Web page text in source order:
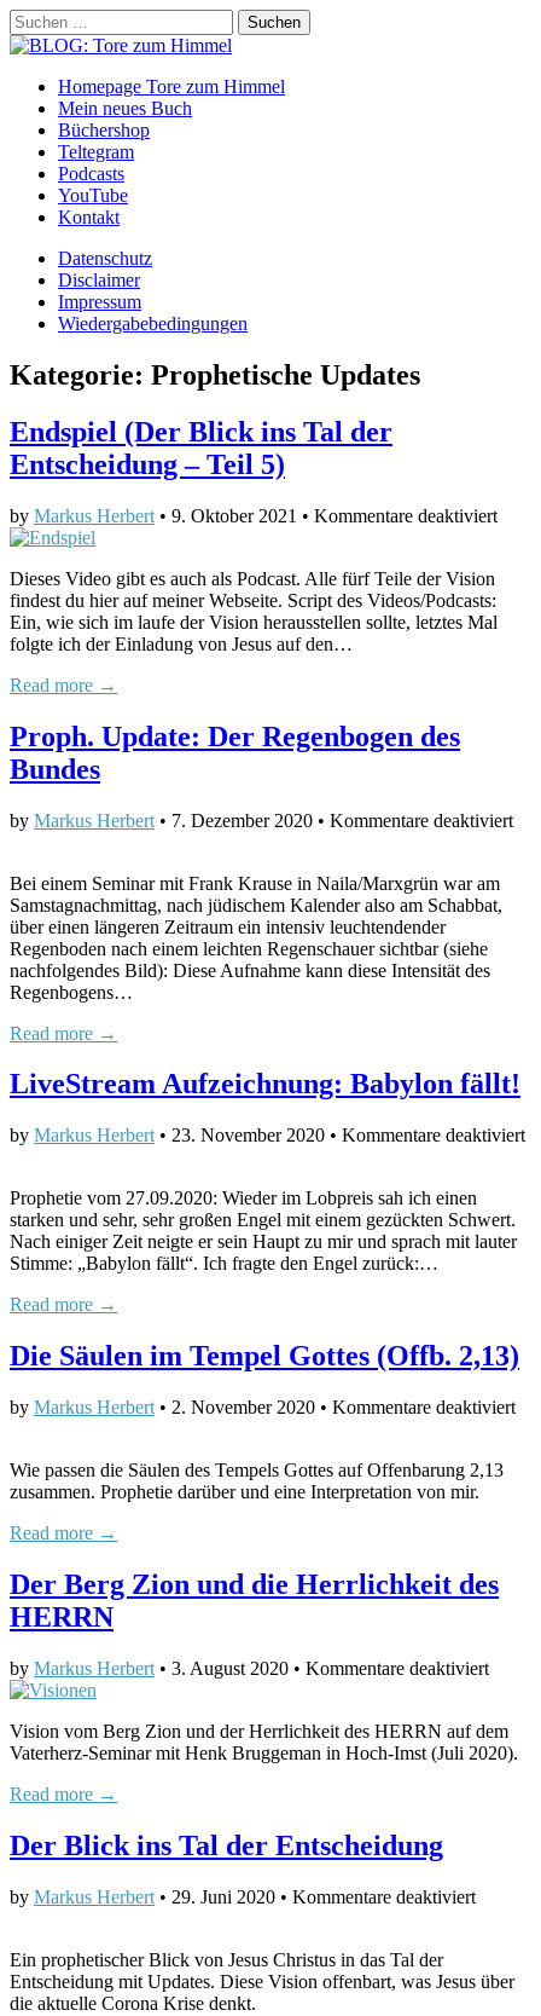
Suchen
nach:
Main
menu
Skip
content
Homepage Tore zum Himmel
Mein neues Buch
Büchershop
Teltegram
Podcasts
YouTube
Kontakt
Sub
menu
Datenschutz
Disclaimer
Impressum
Wiedergabebedingungen
Kategorie: Prophetische Updates
Endspiel (Der Blick ins Tal der
Entscheidung – Teil 5)
by Markus Herbert • 9. Oktober 2021 • Kommentare deaktiviertfür
Tal
Dieses Video gibt es auch als Podcast. Alle fürf Teile der Vision
findest du hier auf meiner Webseite. Script des Videos/Podcasts:
Ein, wie sich im laufe der Vision herausstellen sollte, letztes Mal
folgte ich der Einladung von Jesus auf den…
Read more →
Proph. Update: Der Regenbogen des
Bundes
by Markus Herbert • 7. Dezember 2020 • Kommentare deaktiviertfür
Bei einem Seminar mit Frank Krause in Naila/Marxgrün war am
Samstagnachmittag, nach jüdischem Kalender also am Schabbat,
über einen längeren Zeitraum ein intensiv leuchtendender
Regenboden nach einem leichten Regenschauer sichtbar (siehe
nachfolgendes Bild): Diese Aufnahme kann diese Intensität des
Regenbogens…
Read more →
LiveStream Aufzeichnung: Babylon fällt!
by Markus Herbert • 23. November 2020 • Kommentare deaktiviert
Prophetie vom 27.09.2020: Wieder im Lobpreis sah ich einen
starken und sehr, sehr großen Engel mit einem gezückten Schwert.
Nach einiger Zeit neigte er sein Haupt zu mir und sprach mit lauter
Stimme: „Babylon fällt“. Ich fragte den Engel zurück:…
Read more →
Die Säulen im Tempel Gottes (Offb. 2,13)
by Markus Herbert • 2. November 2020 • Kommentare deaktiviertfür
Wie passen die Säulen des Tempels Gottes auf Offenbarung 2,13
zusammen. Prophetie darüber und eine Interpretation von mir.
Read more →
Der Berg Zion und die Herrlichkeit des
HERRN
by Markus Herbert • 3. August 2020 • Kommentare deaktiviertfür
Zion
und
Vision vom Berg Zion und der Herrlichkeit des HERRN auf dem
Vaterherz-Seminar mit Henk Bruggeman in Hoch-Imst (Juli 2020).
Read more →
Der Blick ins Tal der Entscheidung
by Markus Herbert • 29. Juni 2020 • Kommentare deaktiviertfür
Tal
Ein prophetischer Blick von Jesus Christus in das Tal der
Entscheidung mit Updates. Diese Vision offenbart, was Jesus über
die aktuelle Corona Krise denkt.